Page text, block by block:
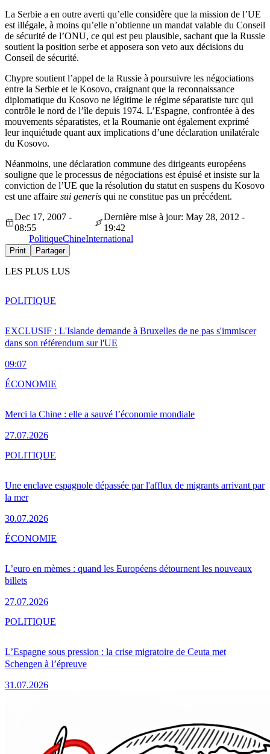
La Serbie a en outre averti qu’elle considère que la mission de l’UE
est illégale, à moins qu’elle n’obtienne un mandat valable du Conseil
de sécurité de l’ONU, ce qui est peu plausible, sachant que la Russie
soutient la position serbe et apposera son veto aux décisions du
Conseil de sécurité.
Chypre soutient l’appel de la Russie à poursuivre les négociations
entre la Serbie et le Kosovo, craignant que la reconnaissance
diplomatique du Kosovo ne légitime le régime séparatiste turc qui
contrôle le nord de l’île depuis 1974. L’Espagne, confrontée à des
mouvements séparatistes, et la Roumanie ont également exprimé
leur inquiétude quant aux implications d’une déclaration unilatérale
du Kosovo.
Néanmoins, une déclaration commune des dirigeants européens
souligne que le processus de négociations est épuisé et insiste sur la
conviction de l’UE que la résolution du statut en suspens du Kosovo
est une affaire sui generis qui ne constitue pas un précédent.
Dec 17, 2007 -
08:55
Dernière mise à jour: May 28, 2012 -
19:42
PolitiqueChineInternational
Print Partager
LES PLUS LUS
EXCLUSIF : L'Islande demande à Bruxelles de ne pas s'immiscer
dans son référendum sur l'UE
09:07
POLITIQUE
Merci la Chine : elle a sauvé l’économie mondiale
27.07.2026
ÉCONOMIE
Une enclave espagnole dépassée par l'afflux de migrants arrivant par
la mer
30.07.2026
POLITIQUE
L’euro en mèmes : quand les Européens détournent les nouveaux
billets
27.07.2026
ÉCONOMIE
L’Espagne sous pression : la crise migratoire de Ceuta met
Schengen à l’épreuve
31.07.2026
POLITIQUE